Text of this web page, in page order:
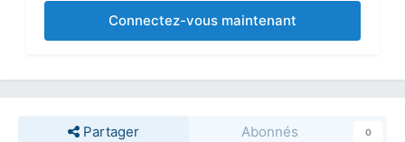
Connectez-vous maintenant
Partager Abonnés 0